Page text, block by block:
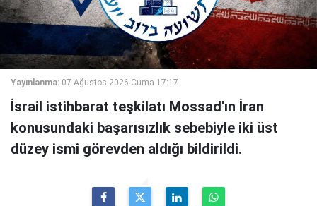
Yayınlanma: 07 Ağustos 2026 Cuma 17:17
İsrail istihbarat teşkilatı Mossad'ın İran
konusundaki başarısızlık sebebiyle iki üst
düzey ismi görevden aldığı bildirildi.